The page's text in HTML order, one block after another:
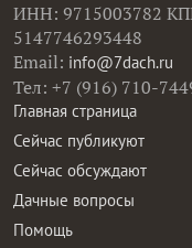
ИНН: 9715003782
5147746293448
Email: info@7dach.ru
Тел: +7 (916) 710-
Главная страница
Сейчас публикуют
Сейчас обсуждают
Дачные вопросы
Помощь